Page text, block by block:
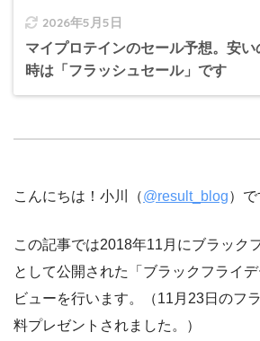
2026年5月5日
マイプロテインのセール予想。安
時は「フラッシュセール」です
こんにちは！小川（@result_blog）で
この記事では2018年11月にブラック
として公開された「ブラックフライ
ビューを行います。（11月23日のフ
料プレゼントされました。）